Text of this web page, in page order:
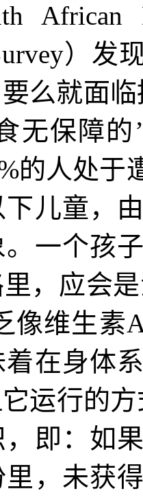
African
）发
么就面
无保障的
的人处于
儿童，
一个孩
，应会
像维生素
在身体
运行的
即：如
，未获